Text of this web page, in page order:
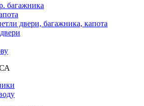
багажника
двери, багажника, капота